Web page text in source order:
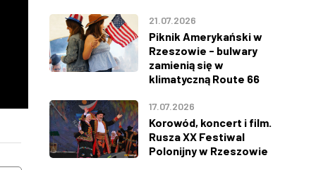
WTOREK ŚRODA
21.07.2026
Piknik Amerykański w
Rzeszowie - bulwary
zamienią się w
klimatyczną Route 66
17.07.2026
Korowód, koncert i film.
Rusza XX Festiwal
Polonijny w Rzeszowie